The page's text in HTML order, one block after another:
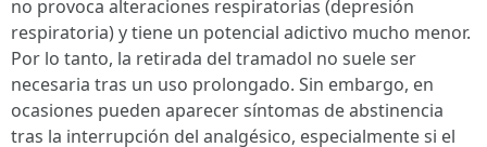
no provoca alteraciones respiratorias (depresión
respiratoria) y tiene un potencial adictivo mucho menor.
Por lo tanto, la retirada del tramadol no suele ser
necesaria tras un uso prolongado. Sin embargo, en
ocasiones pueden aparecer síntomas de abstinencia
tras la interrupción del analgésico, especialmente si el